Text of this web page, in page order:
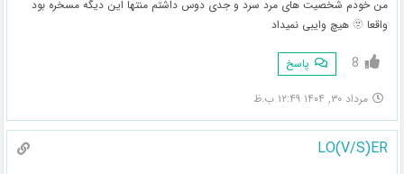
من خودم شخصیت های مرد سرد و جدی دوس داشتم منتها این دیگه مسخره بود
واقعا 🫥 هیچ وایبی نمیداد
8 پاسخ
مرداد ۳۰, ۱۴۰۴ ۱۲:۴۹ ب.ظ
LO(V/S)ER